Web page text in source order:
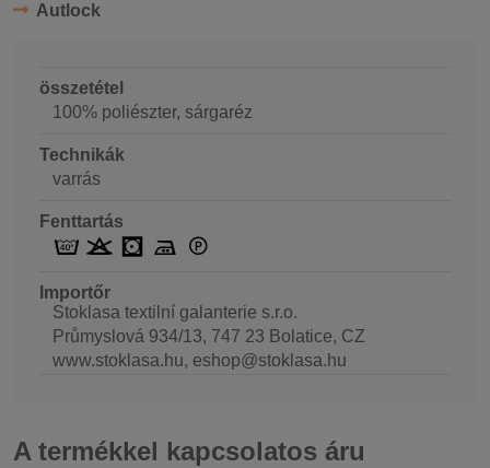
Autlock
összetétel
100% poliészter, sárgaréz
Technikák
varrás
Fenttartás
Importőr
Stoklasa textilní galanterie s.r.o.
Průmyslová 934/13, 747 23 Bolatice, CZ
www.stoklasa.hu, eshop@stoklasa.hu
A termékkel kapcsolatos áru